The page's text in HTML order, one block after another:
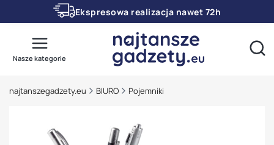
Ekspresowa realizacja nawet 72h
Nasze kategorie
najtanszegadzety.eu BIURO Pojemniki